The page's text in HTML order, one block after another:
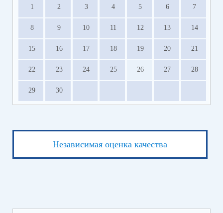
1 2 3 4 5 6 7
8 9 10 11 12 13 14
15 16 17 18 19 20 21
22 23 24 25 26 27 28
29 30
Независимая оценка качества